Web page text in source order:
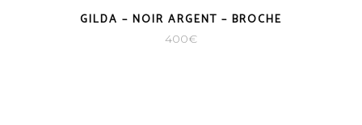
GILDA – NOIR ARGENT – BROCHE
400€